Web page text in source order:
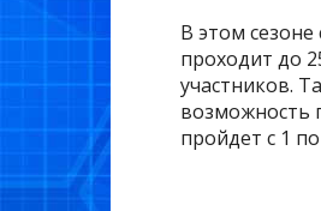
В этом
проходит до
участников.
возможность
пройдет с 1